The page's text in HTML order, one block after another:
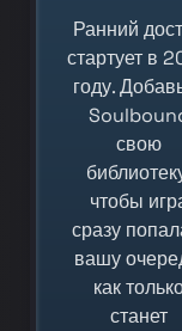
Ранний
стартует в
году.
свою
чтобы
сразу
вашу
как
станет